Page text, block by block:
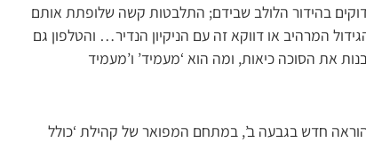
בהידור הלולב שבידם; התלבטות קשה שלופתת אותם
המרהיב או דווקא זה עם הניקיון הנדיר… והטלפון גם
את הסוכה כיאות, ומה הוא ‘מעמיד’ ו’מעמיד
חדש בגבעה ב’, במתחם המפואר של קהילת ‘כולל